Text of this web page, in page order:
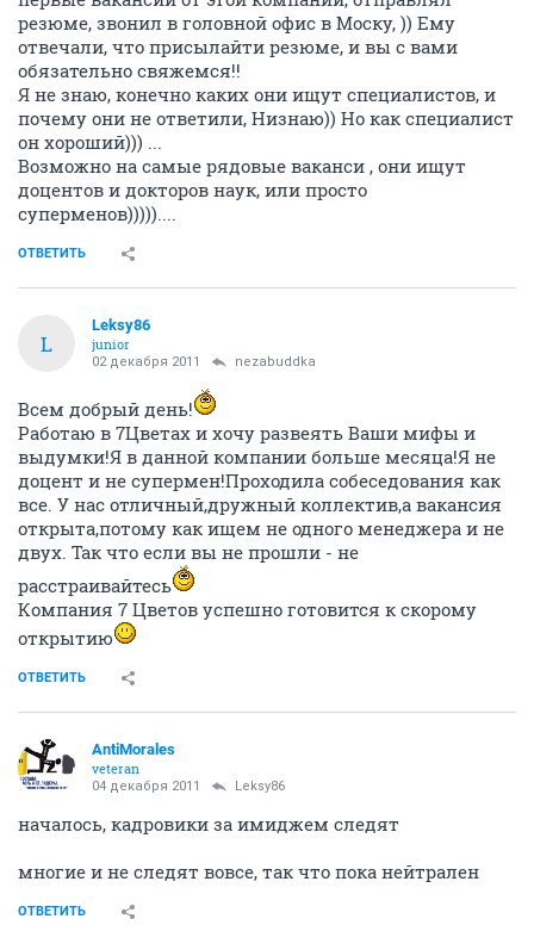
резюме, звонил в головной офис в Моску, )) Ему
отвечали, что присылайти резюме, и вы с вами
обязательно свяжемся!!
Я не знаю, конечно каких они ищут специалистов, и
почему они не ответили, Низнаю)) Но как специалист
он хороший))) ...
Возможно на самые рядовые ваканси , они ищут
доцентов и докторов наук, или просто
суперменов)))))....
ОТВЕТИТЬ
L
Leksy86
junior
02 декабря 2011 nezabuddka
Всем добрый день!
Работаю в 7Цветах и хочу развеять Ваши мифы и
выдумки!Я в данной компании больше месяца!Я не
доцент и не супермен!Проходила собеседования как
все. У нас отличный,дружный коллектив,а вакансия
открыта,потому как ищем не одного менеджера и не
двух. Так что если вы не прошли - не
расстраивайтесь
Компания 7 Цветов успешно готовится к скорому
открытию
ОТВЕТИТЬ
AntiMorales
veteran
04 декабря 2011 Leksy86
началось, кадровики за имиджем следят
многие и не следят вовсе, так что пока нейтрален
ОТВЕТИТЬ